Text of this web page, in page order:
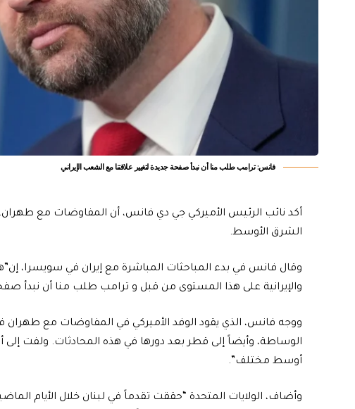
فانس: ترامب طلب منا أن نبدأ صفحة جديدة لتغيير علاقتنا مع الشعب الإيراني
أكد نائب الرئيس الأميركي جي دي فانس، أن المفاوضات مع
الشرق الأوسط.
وقال فانس في بدء المباحثات المباشرة مع إيران في سويسرا،
والإيرانية على هذا المستوى من قبل و ترامب طلب منا أن نبدأ
ووجه فانس، الذي يقود الوفد الأميركي في المفاوضات مع
الوساطة، وأيضاً إلى قطر بعد دورها في هذه المحادثات. ولفت إلى
أوسط مختلف”.
وأضاف، الولايات المتحدة “حققت تقدماً في لبنان خلال الأيام